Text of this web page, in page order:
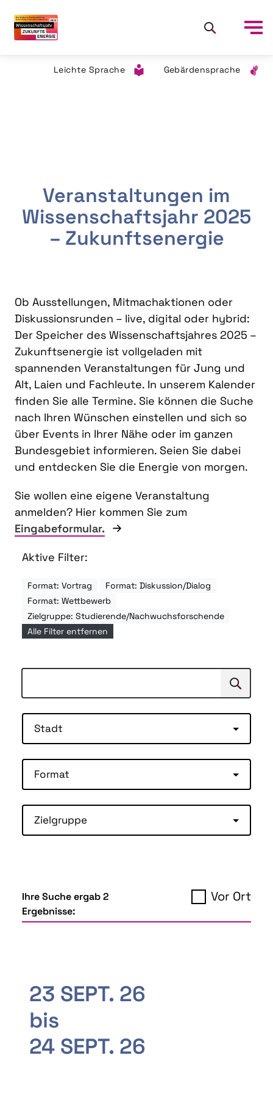
Leichte Sprache Gebärdensprache
Veranstaltungen im
Wissenschaftsjahr 2025
– Zukunftsenergie
Ob Ausstellungen, Mitmachaktionen oder
Diskussionsrunden – live, digital oder hybrid:
Der Speicher des Wissenschaftsjahres 2025 –
Zukunftsenergie ist vollgeladen mit
spannenden Veranstaltungen für Jung und
Alt, Laien und Fachleute. In unserem Kalender
finden Sie alle Termine. Sie können die Suche
nach Ihren Wünschen einstellen und sich so
über Events in Ihrer Nähe oder im ganzen
Bundesgebiet informieren. Seien Sie dabei
und entdecken Sie die Energie von morgen.
Sie wollen eine eigene Veranstaltung
anmelden? Hier kommen Sie zum
Eingabeformular.
Aktive Filter:
Format: Vortrag
Format: Diskussion/Dialog
Format: Wettbewerb
Zielgruppe: Studierende/Nachwuchsforschende
Alle Filter entfernen
Suchen
Stadt
Format
Zielgruppe
Ihre Suche ergab 2
Ergebnisse:
Vor Ort
23 SEPT. 26
bis
24 SEPT. 26